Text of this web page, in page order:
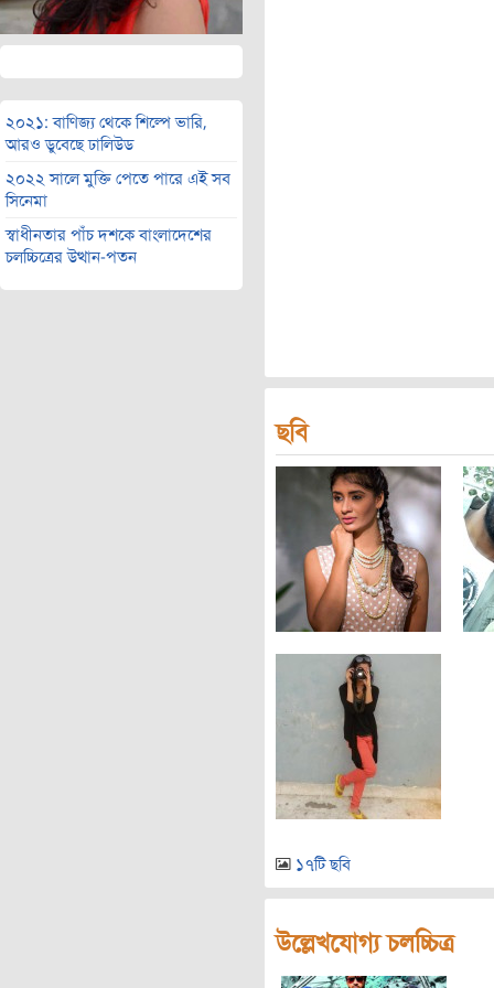
২০২১: বাণিজ্য থেকে শিল্পে ভারি,
আরও ডুবেছে ঢালিউড
২০২২ সালে মুক্তি পেতে পারে এই সব
সিনেমা
স্বাধীনতার পাঁচ দশকে বাংলাদেশের
চলচ্চিত্রের উত্থান-পতন
ছবি
১৭টি ছবি
উল্লেখযোগ্য চলচ্চিত্র